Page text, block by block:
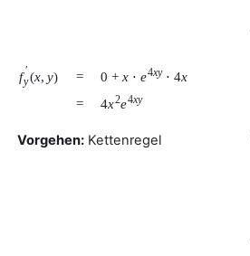
f ′
y(x, y) = 0 + x ⋅ e4xy ⋅ 4x
=
4x2e4xy
Vorgehen: Kettenregel